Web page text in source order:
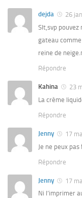
dejda
26
Slt,svp pouvez
gateau
reine de
Répondre
Kahina
23
La crème
Répondre
Jenny
17
Je ne peux
Répondre
Jenny
17
Ni l’imprimer